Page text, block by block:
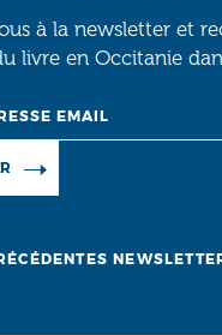
à la newsletter et
livre en Occitanie